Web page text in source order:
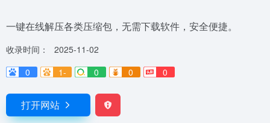
一键在线解压各类压缩包，无需下载软件，安全便捷。
收录时间：
2025-11-02
0
1- 0 0 0
打开网站